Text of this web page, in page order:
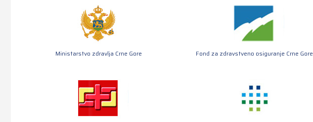
Ministarstvo zdravlja Crne Gore Fond za zdravstveno osiguranje Crne Gore